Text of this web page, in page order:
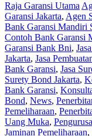
Raja Garansi Utama
Garansi Jakarta, Agen
Bank Garansi Mandiri
Contoh Bank Garansi
Garansi Bank Bni,
Jakarta, Jasa
Bank Garansi, Jasa
Surety Bond Jakarta,
Bank Garansi,
Bond, News,
Pemeliharaan,
Uang Muka,
Jaminan Pemeliharaan,